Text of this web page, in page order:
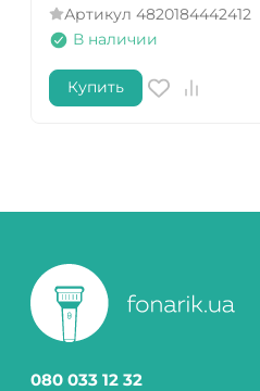
Артикул 4820184442412
В наличии
Купить
080 033 12 32